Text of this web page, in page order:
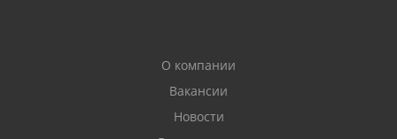
О компании
Вакансии
Новости